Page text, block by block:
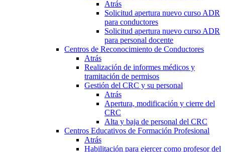
Atrás
Solicitud apertura nuevo curso ADR
para conductores
Solicitud apertura nuevo curso ADR
para personal docente
Centros de Reconocimiento de Conductores
Atrás
Realización de informes médicos y
tramitación de permisos
Gestión del CRC y su personal
Atrás
Apertura, modificación y cierre del
CRC
Alta y baja de personal del CRC
Centros Educativos de Formación Profesional
Atrás
Habilitación para ejercer como profesor del